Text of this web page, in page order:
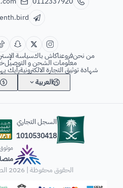
من نحنفروعناكاش باكسياسة
معلومات الشحن و التوصيل
شهادة توثيق التجارة الالكترونيةرأيك
العربية
السجل التجاري
1010530418
الحقوق محفوظة | 2026